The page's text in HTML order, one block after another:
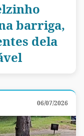
barriga,
dela
06/07/2026